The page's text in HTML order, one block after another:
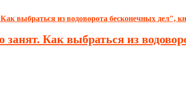
занят. Как выбраться из